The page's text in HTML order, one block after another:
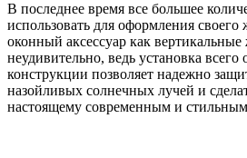
В последнее время все большее
использовать для оформления
оконный аксессуар как
неудивительно, ведь установка
конструкции позволяет надежно
назойливых солнечных лучей и
настоящему современным и